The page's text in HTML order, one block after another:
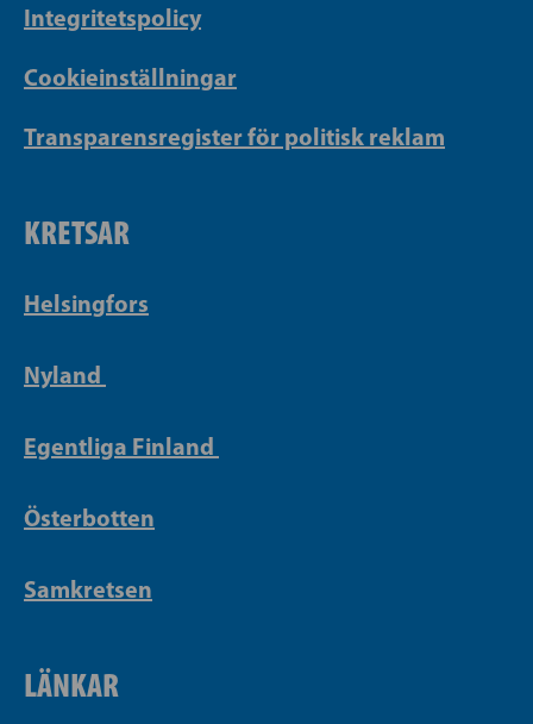
Integritetspolicy
Cookieinställningar
Transparensregister för politisk reklam
KRETSAR
Helsingfors
Nyland
Egentliga Finland
Österbotten
Samkretsen
LÄNKAR